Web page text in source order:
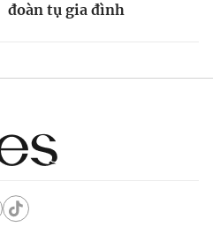
đoàn tụ gia đình